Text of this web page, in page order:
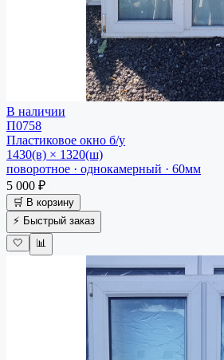
В наличии
П0758
Пластиковое окно б/у
1430(в) × 1320(ш)
поворотное · однокамерный · 60мм
5 000 ₽
🛒 В корзину
⚡ Быстрый заказ
🤍
📊